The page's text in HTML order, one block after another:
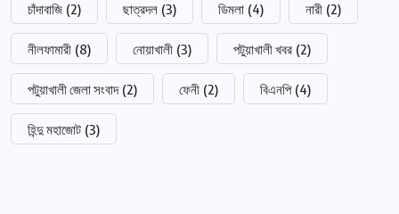
চাঁদাবাজি (2) ছাত্রদল (3) ডিমলা (4) নারী (2)
নীলফামারী (8) নোয়াখালী (3) পটুয়াখালী খবর (2)
পটুয়াখালী জেলা সংবাদ (2) ফেনী (2) বিএনপি (4)
হিন্দু মহাজোট (3)